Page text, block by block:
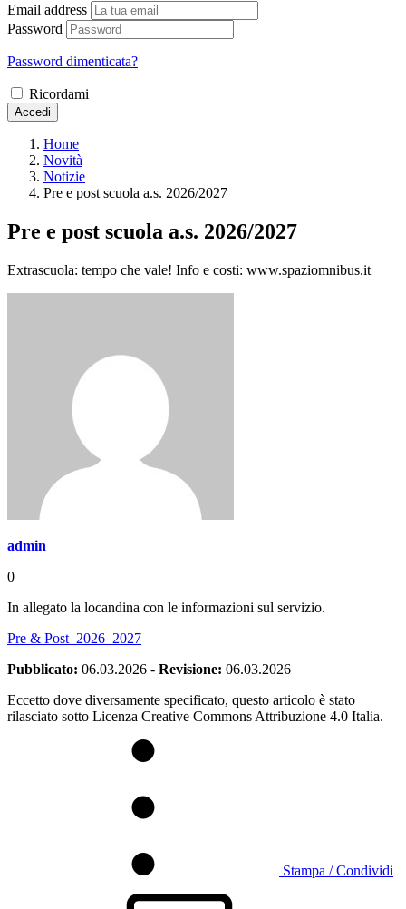
Email address
Password
Password dimenticata?
Ricordami
Accedi
Home
Novità
Notizie
Pre e post scuola a.s. 2026/2027
Pre e post scuola a.s. 2026/2027
Extrascuola: tempo che vale! Info e costi: www.spaziomnibus.it
admin
0
In allegato la locandina con le informazioni sul servizio.
Pre & Post_2026_2027
Pubblicato: 06.03.2026 - Revisione: 06.03.2026
Eccetto dove diversamente specificato, questo articolo è stato
rilasciato sotto Licenza Creative Commons Attribuzione 4.0 Italia.
Stampa / Condividi